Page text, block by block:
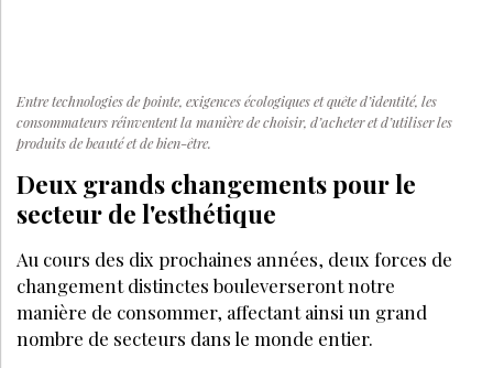
Entre technologies de pointe, exigences écologiques et quête d’identité, les
consommateurs réinventent la manière de choisir, d’acheter et d’utiliser les
produits de beauté et de bien-être.
Deux grands changements pour le
secteur de l'esthétique
Au cours des dix prochaines années, deux forces de
changement distinctes bouleverseront notre
manière de consommer, affectant ainsi un grand
nombre de secteurs dans le monde entier.